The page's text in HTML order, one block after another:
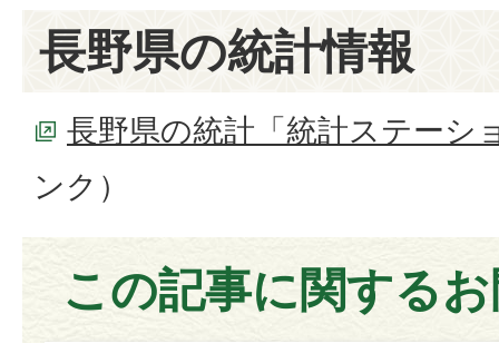
長野県の統計情報
長野県の統計「統計ステーシ
ンク）
この記事に関する